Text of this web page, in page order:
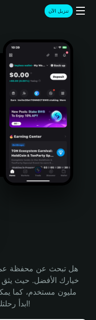
تنزيل الآن
هل تبحث عن محفظة
على محفظة Bitget Wallet. ابدأ رحلتك الآن!